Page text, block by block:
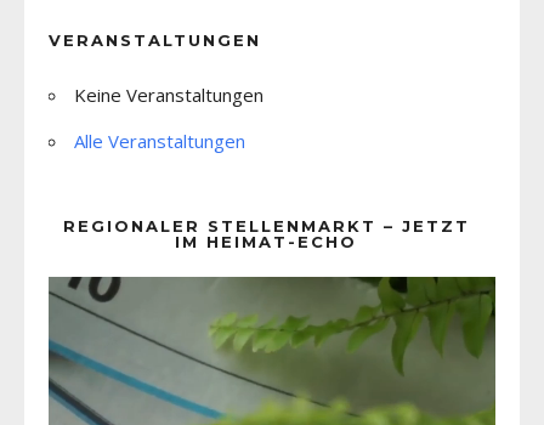
VERANSTALTUNGEN
Keine Veranstaltungen
Alle Veranstaltungen
REGIONALER STELLENMARKT – JETZT
IM HEIMAT-ECHO
Player